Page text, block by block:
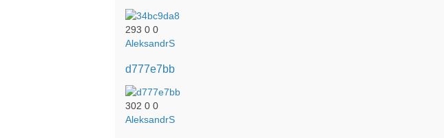
293 0 0
AleksandrS
d777e7bb
302 0 0
AleksandrS